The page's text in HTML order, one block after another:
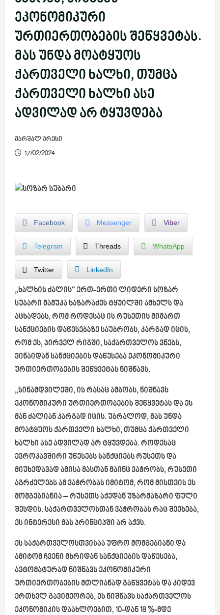
ეკონომიკური
ურთიერთობების შეწყვეტას.
მას უნდა მოატყუოს
ქართველი ხალხი, თუმცა
ქართველი ხალხი ასე
ადვილად არ ტყუვდება
მარშალ პრესი
17/02/2024
Facebook Messenger Viber
Telegram Threads WhatsApp
Twitter LinkedIn
„ხალხის ძალის“ ერთ-ერთი ლიდერი სოზარ
სუბარი მამუკა ხაზარაძეს ტყუილში ამხელს და
აცხადებს, რომ როდესაც ის რუსეთის მიმართ
სანქციების დაწესებაზე საუბრობს, კარგად იცის,
რომ ეს, პირველ რიგში, საქართველოს ვნებს,
ვინაიდან სანქციების დაწესება ეკონომიკური
ურთიერთობების შეწყვეტას ნიშნავს.
„სინამდვილეში, ის რასაც ამბობს, ნიშნავს
ეკონომიკური ურთიერთობების შეწყვეტას და ეს
მან ძალიან კარგად იცის. უბრალოდ, მას უნდა
მოატყუოს ქართველი ხალხი, თუმცა ქართველი
ხალხი ასე ადვილად არ ტყუვდება. როდესაც
ევროკავშირი უწესებს სანქციებს რუსეთს და
მიუხედავად ამისა მასთან მაინც ვაჭრობს, რუსეთი
აგრძელებს ამ ვაჭრობას იმიტომ, რომ მისთვის ეს
მომგებიანია – რუსეთს აქედან უზარმაზარი ფული
შესდის. საქართველოსთან ვაჭრობას რაც შეეხება,
ეს ინტერესი მას პრინციპში არ აქვს.
ეს საქართველოსთვისაა უფრო მომგებიანი და
ამიტომ ჩვენი მხრიდან სანქციების დაწესება,
ავტომატურად ნიშნავს ეკონომიკური
ურთიერთობების მთლიანად გაწყვეტას და კიდევ
ერთხელ გავიმეორებ, ეს ნიშნავს საქართველოს
ეკონომიკის დაახლოებით, 10-დან 18 %-მდე